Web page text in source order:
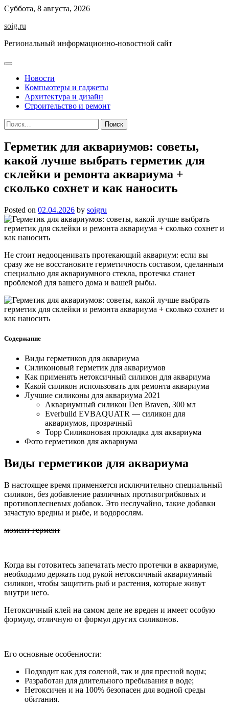
Skip
content
Суббота, 8 августа, 2026
soig.ru
Региональный информационно-новостной сайт
Новости
Компьютеры и гаджеты
Архитектура и дизайн
Строительство и ремонт
Найти:
Герметик для аквариумов: советы,
какой лучше выбрать герметик для
склейки и ремонта аквариума +
сколько сохнет и как наносить
Posted on 02.04.2026 by soigru
Не стоит недооценивать протекающий аквариум: если вы
сразу же не восстановите герметичность составом, сделанным
специально для аквариумного стекла, протечка станет
проблемой для вашего дома и вашей рыбы.
Содержание
Виды герметиков для аквариума
Силиконовый герметик для аквариумов
Как применять нетоксичный силикон для аквариума
Какой силикон использовать для ремонта аквариума
Лучшие силиконы для аквариума 2021
Аквариумный силикон Den Braven, 300 мл
Everbuild EVBAQUATR — силикон для
аквариумов, прозрачный
Topp Силиконовая прокладка для аквариума
Фото герметиков для аквариума
Виды герметиков для аквариума
В настоящее время применяется исключительно специальный
силикон, без добавление различных противогрибковых и
противоплесневых добавок. Это неслучайно, такие добавки
зачастую вредны и рыбе, и водорослям.
момент гермент
Когда вы готовитесь запечатать место протечки в аквариуме,
необходимо держать под рукой нетоксичный аквариумный
силикон, чтобы защитить рыб и растения, которые живут
внутри него.
Нетоксичный клей на самом деле не вреден и имеет особую
формулу, отличную от формул других силиконов.
Его основные особенности:
Подходит как для соленой, так и для пресной воды;
Разработан для длительного пребывания в воде;
Нетоксичен и на 100% безопасен для водной среды
обитания.